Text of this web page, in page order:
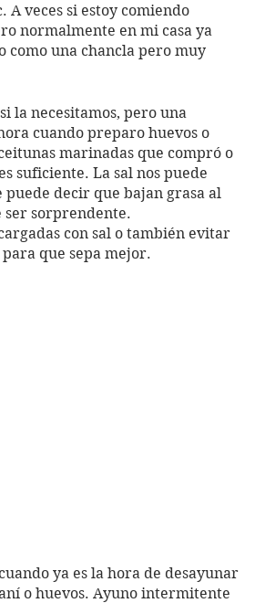
veces si estoy comiendo
normalmente en mi casa ya
como una chancla pero muy
cuando preparo huevos o
marinadas que compró o
suficiente. La sal nos puede
decir que bajan grasa al
ser sorprendente.
con sal o también evitar
que sepa mejor.
ya es la hora de desayunar
o huevos. Ayuno intermitente